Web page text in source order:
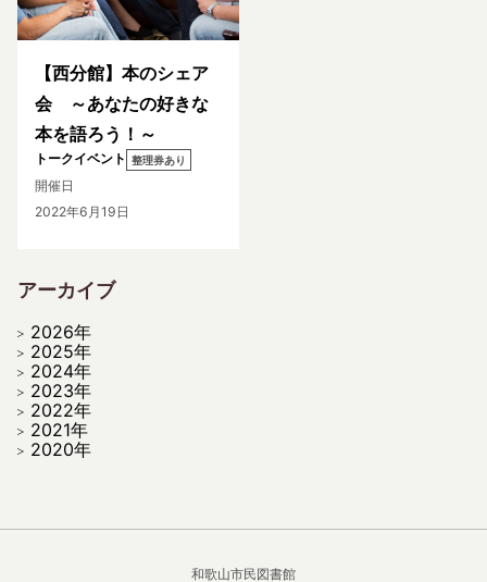
【西分館】本のシェア
会 ～あなたの好きな
本を語ろう！～
トークイベント 整理券あり
開催日
2022年6月19日
アーカイブ
2026年
2025年
2024年
2023年
2022年
2021年
2020年
和歌山市民図書館